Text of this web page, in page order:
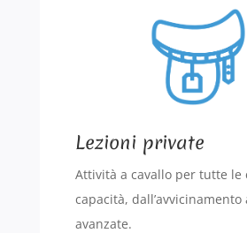
Lezioni private
Attività a cavallo per tutte le
capacità,
avanzate.